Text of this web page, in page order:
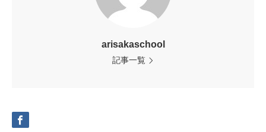
arisakaschool
記事一覧